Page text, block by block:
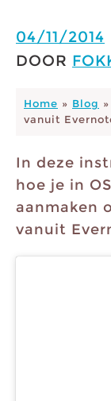
04/11/2014
DOOR
Home » Blog »
vanuit
In deze
hoe je in
aanmaken
vanuit